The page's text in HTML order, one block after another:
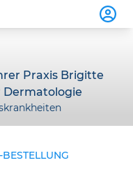
Praxis Brigitte
Dermatologie